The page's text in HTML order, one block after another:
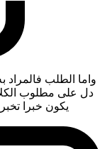
واما الطلب فالمراد
دل على مطلوب
يكون خبرا